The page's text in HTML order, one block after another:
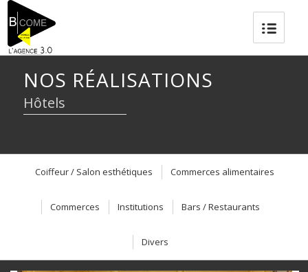
NOS RÉALISATIONS
Hôtels
Coiffeur / Salon esthétiques Commerces alimentaires
Commerces Institutions Bars / Restaurants
Divers